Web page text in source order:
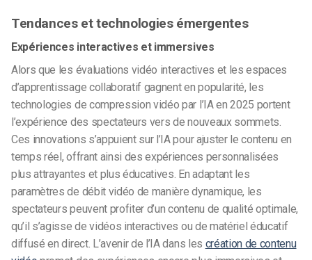
Tendances et technologies émergentes
Expériences interactives et immersives
Alors que les évaluations vidéo interactives et les espaces
d’apprentissage collaboratif gagnent en popularité, les
technologies de compression vidéo par l’IA en 2025 portent
l’expérience des spectateurs vers de nouveaux sommets.
Ces innovations s’appuient sur l’IA pour ajuster le contenu en
temps réel, offrant ainsi des expériences personnalisées
plus attrayantes et plus éducatives. En adaptant les
paramètres de débit vidéo de manière dynamique, les
spectateurs peuvent profiter d’un contenu de qualité optimale,
qu’il s’agisse de vidéos interactives ou de matériel éducatif
diffusé en direct. L’avenir de l’IA dans les création de contenu